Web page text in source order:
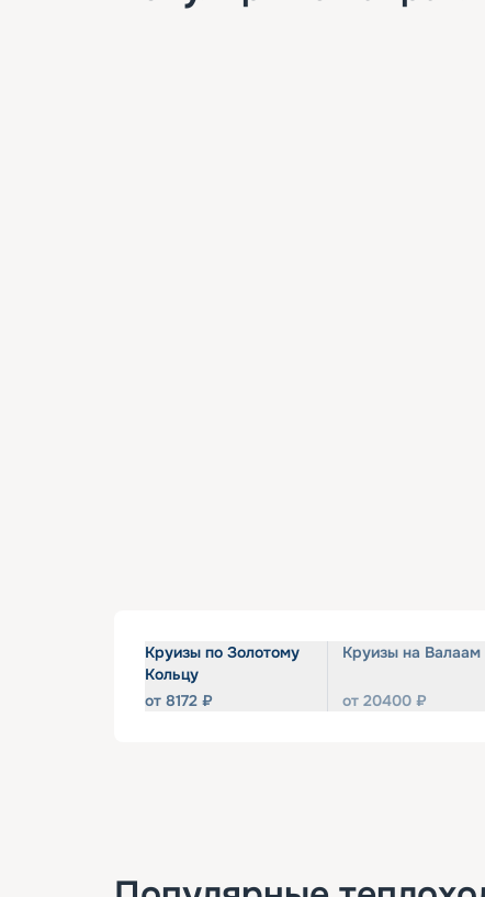
Круизы по Золотому
Кольцу
от 8172 ₽
Круизы на
от 20400 ₽